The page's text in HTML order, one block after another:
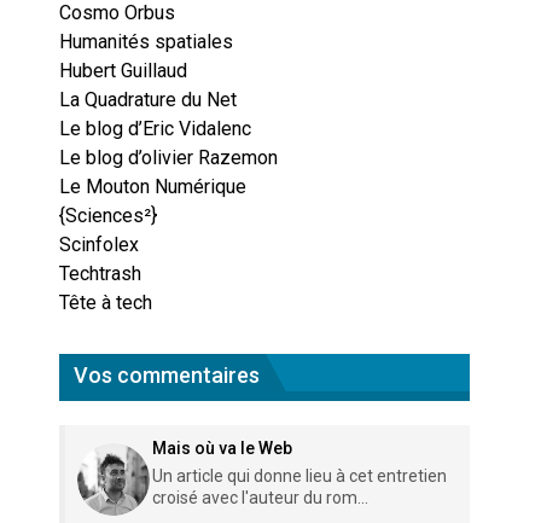
Cosmo Orbus
Humanités spatiales
Hubert Guillaud
La Quadrature du Net
Le blog d’Eric Vidalenc
Le blog d’olivier Razemon
Le Mouton Numérique
{Sciences²}
Scinfolex
Techtrash
Tête à tech
Vos commentaires
Mais où va le Web
Un article qui donne lieu à cet entretien
croisé avec l'auteur du rom...